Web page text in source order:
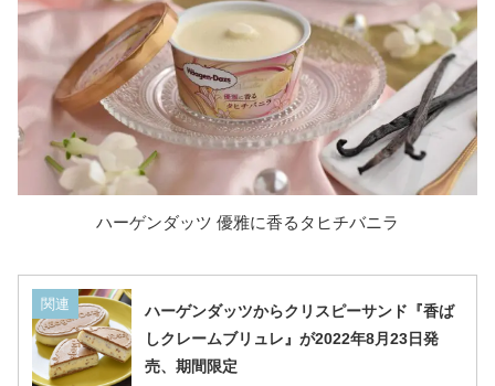
ハーゲンダッツ 優雅に香るタヒチバニラ
関連
ハーゲンダッツからクリスピーサンド『香ば
しクレームブリュレ』が2022年8月23日発
売、期間限定